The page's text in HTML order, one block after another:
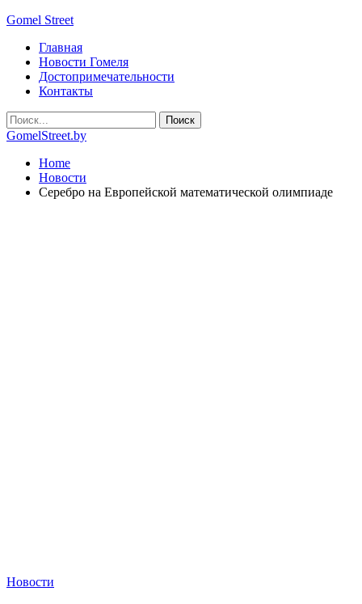
Gomel Street
Главная
Новости Гомеля
Достопримечательности
Контакты
GomelStreet.by
Home
Новости
Серебро на Европейской математической олимпиаде
Новости